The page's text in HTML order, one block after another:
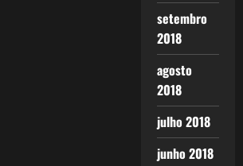
setembro
2018
agosto
2018
julho 2018
junho 2018